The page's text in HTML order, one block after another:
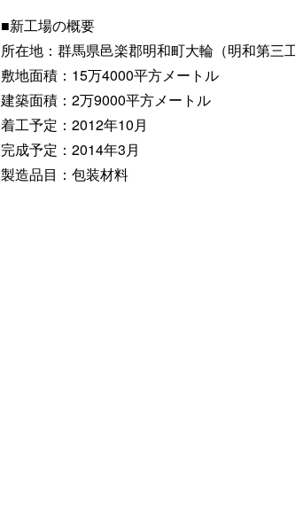
■新工場の概要
所在地：群馬県邑楽郡明和町大輪（明和第三
敷地面積：15万4000平方メートル
建築面積：2万9000平方メートル
着工予定：2012年10月
完成予定：2014年3月
製造品目：包装材料